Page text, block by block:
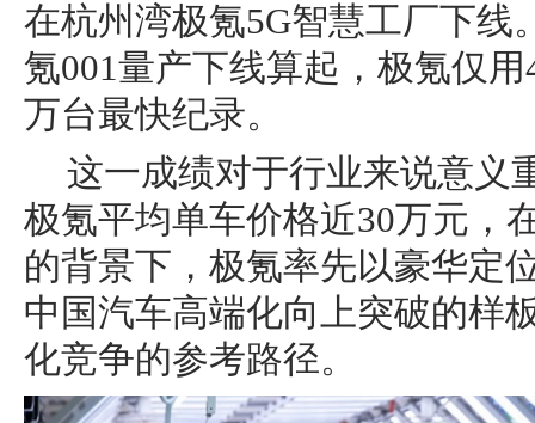
在杭州湾极氪5G智慧工厂下线
氪001量产下线算起，极氪仅
万台最快纪录。
这一成绩对于行业来说意义
极氪平均单车价格近30万元，
的背景下，极氪率先以豪华定
中国汽车高端化向上突破的样
化竞争的参考路径。